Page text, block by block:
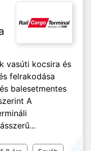
vasúti kocsira és
felrakodása
balesetmentes
A